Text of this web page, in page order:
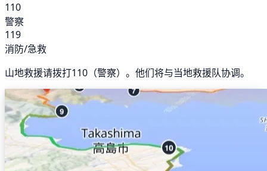
110
警察
119
消防/急救
山地救援请拨打110（警察）。他们将与当地救援队协调。